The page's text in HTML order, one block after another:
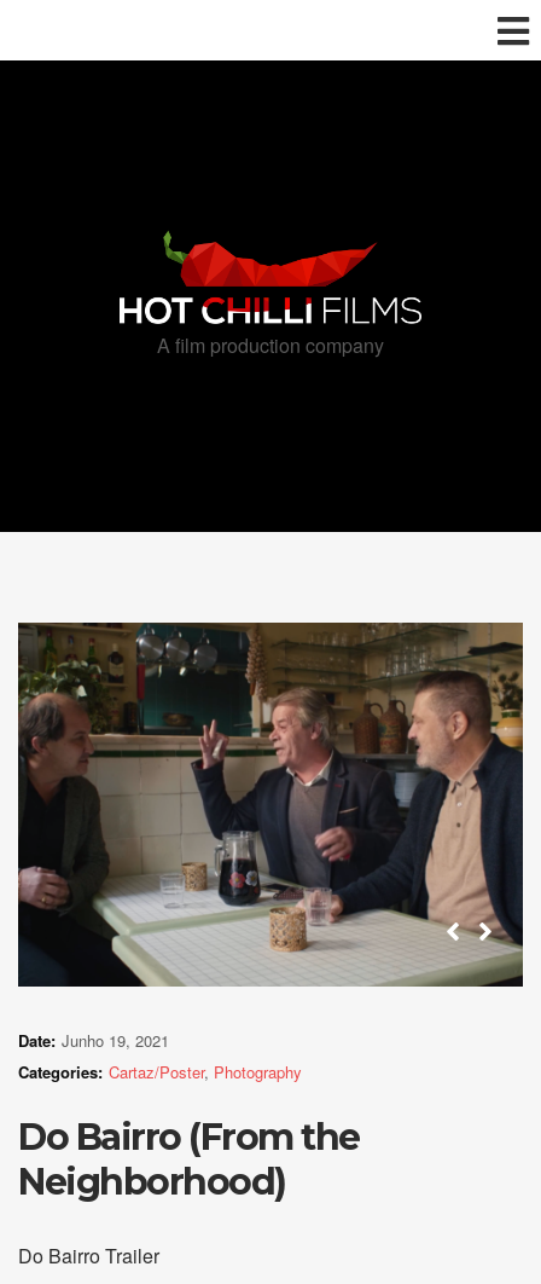
A film production company
Date: Junho 19, 2021
Categories: Cartaz/Poster, Photography
Do Bairro (From the
Neighborhood)
Do Bairro Trailer